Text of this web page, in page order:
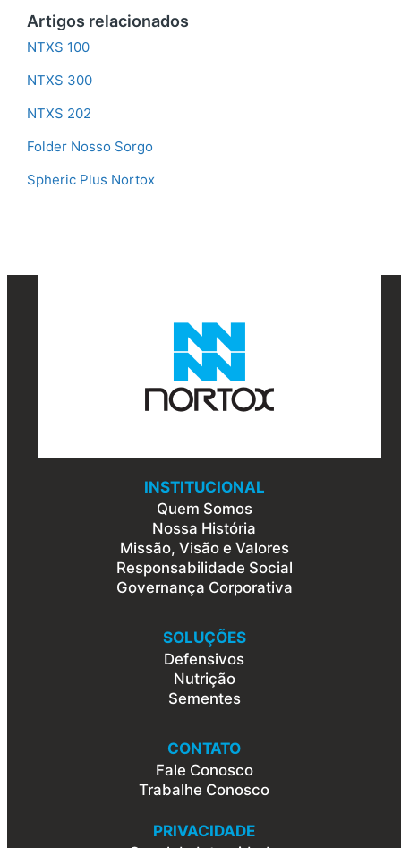
Artigos relacionados
NTXS 100
NTXS 300
NTXS 202
Folder Nosso Sorgo
Spheric Plus Nortox
INSTITUCIONAL
Quem Somos
Nossa História
Missão, Visão e Valores
Responsabilidade Social
Governança Corporativa
SOLUÇÕES
Defensivos
Nutrição
Sementes
CONTATO
Fale Conosco
Trabalhe Conosco
PRIVACIDADE